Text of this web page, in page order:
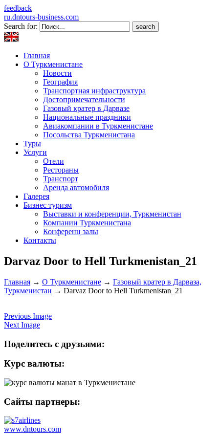
feedback
ru.dntours-business.com
Search for:
Главная
О Туркменистане
Новости
География
Транспортная инфраструктура
Достопримечательности
Газовый кратер в Дарвазе
Национальные праздники
Авиакомпании в Туркменистане
Посольства Туркменистана
Туры
Услуги
Отели
Рестораны
Транспорт
Аренда автомобиля
Галерея
Бизнес туризм
Выставки и конференции, Туркменистан
Компании Туркменистана
Конференц залы
Контакты
Darvaz Door to Hell Turkmenistan_21
Главная → О Туркменистане → Газовый кратер в Дарваза,
Туркменистан → Darvaz Door to Hell Turkmenistan_21
Previous Image
Next Image
Поделитесь с друзьями:
Курс валюты:
Сайты партнеры:
www.dntours.com